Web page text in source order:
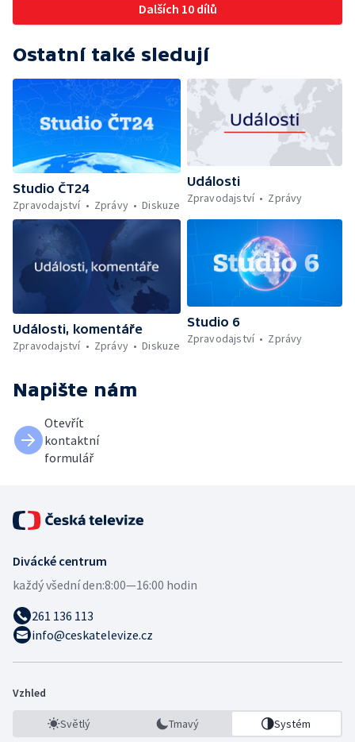
Dalších 10 dílů
Ostatní také sledují
Studio ČT24
Zpravodajství
Zprávy Diskuze
Události
Zpravodajství
Zprávy
Události, komentáře
Zpravodajství
Zprávy Diskuze
Studio 6
Zpravodajství
Zprávy
Napište nám
Otevřít
kontaktní
formulář
Divácké centrum
každý všední den:8:00—16:00 hodin
261 136 113
info@ceskatelevize.cz
Vzhled
Světlý Tmavý Systém